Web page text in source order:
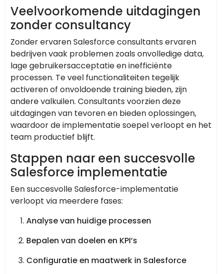
Veelvoorkomende uitdagingen
zonder consultancy
Zonder ervaren Salesforce consultants ervaren
bedrijven vaak problemen zoals onvolledige data,
lage gebruikersacceptatie en inefficiënte
processen. Te veel functionaliteiten tegelijk
activeren of onvoldoende training bieden, zijn
andere valkuilen. Consultants voorzien deze
uitdagingen van tevoren en bieden oplossingen,
waardoor de implementatie soepel verloopt en het
team productief blijft.
Stappen naar een succesvolle
Salesforce implementatie
Een succesvolle Salesforce-implementatie
verloopt via meerdere fases:
Analyse van huidige processen
Bepalen van doelen en KPI’s
Configuratie en maatwerk in Salesforce